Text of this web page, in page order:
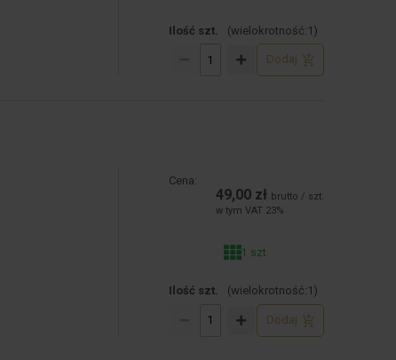
Ilość szt. (wielokrotność:1 )
Dodaj
Cena:
49,00 zł brutto / szt.
w tym VAT 23%
1 szt.
Ilość szt. (wielokrotność:1 )
Dodaj